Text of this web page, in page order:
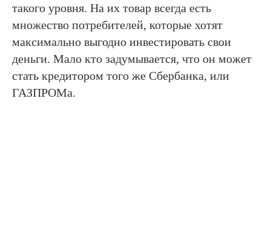
такого уровня. На их товар всегда есть
множество потребителей, которые хотят
максимально выгодно инвестировать свои
деньги. Мало кто задумывается, что он может
стать кредитором того же Сбербанка, или
ГАЗПРОМа.